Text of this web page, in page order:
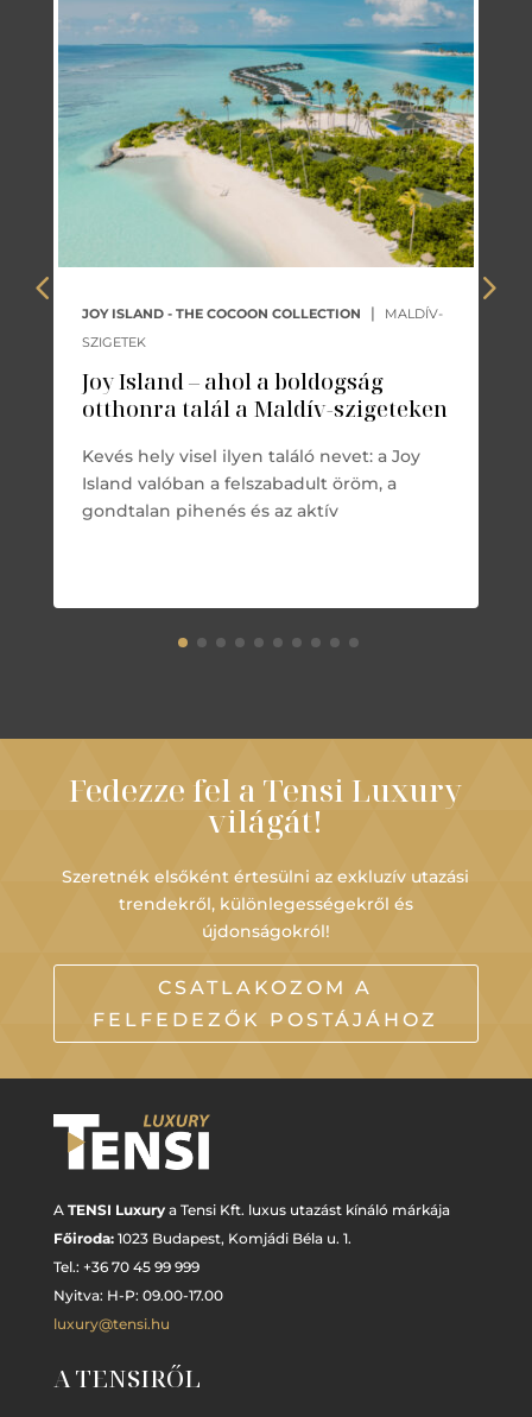
Joy Island – ahol a boldogság
otthonra talál a Maldív-szigeteken
JOY ISLAND - THE COCOON COLLECTION |
MALDÍV-
SZIGETEK
Kevés hely visel ilyen találó nevet: a Joy
Island valóban a felszabadult öröm, a
gondtalan pihenés és az aktív
Fedezze fel a Tensi Luxury
világát!
Szeretnék elsőként értesülni az exkluzív utazási
trendekről, különlegességekről és
újdonságokról!
CSATLAKOZOM A
FELFEDEZŐK POSTÁJÁHOZ
A TENSI Luxurya Tensi Kft. luxus utazást kínáló márkája
Főiroda: 1023 Budapest, Komjádi Béla u. 1.
Tel.: +36 70 45 99 999
Nyitva: H-P: 09.00-17.00
luxury@tensi.hu
A TENSIRŐL